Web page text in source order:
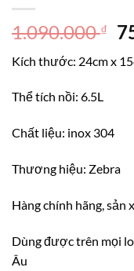
1.090.000₫
Kích thước: 24cm x
Thể tích nồi: 6.5L
Chất liệu: inox 304
Thương hiệu: Zebra
Hàng chính hãng, sản
Dùng được trên mọi
Âu